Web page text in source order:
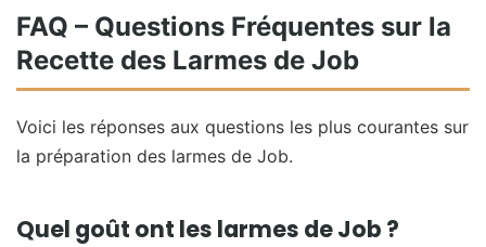
FAQ – Questions Fréquentes sur la
Recette des Larmes de Job
Voici les réponses aux questions les plus courantes sur
la préparation des larmes de Job.
Quel goût ont les larmes de Job ?